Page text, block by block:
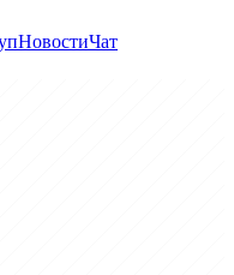
НовостиЧат